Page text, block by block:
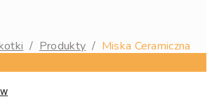
/ Produkty / Miska Ceramiczna
Merry Christmas, 16 Cm